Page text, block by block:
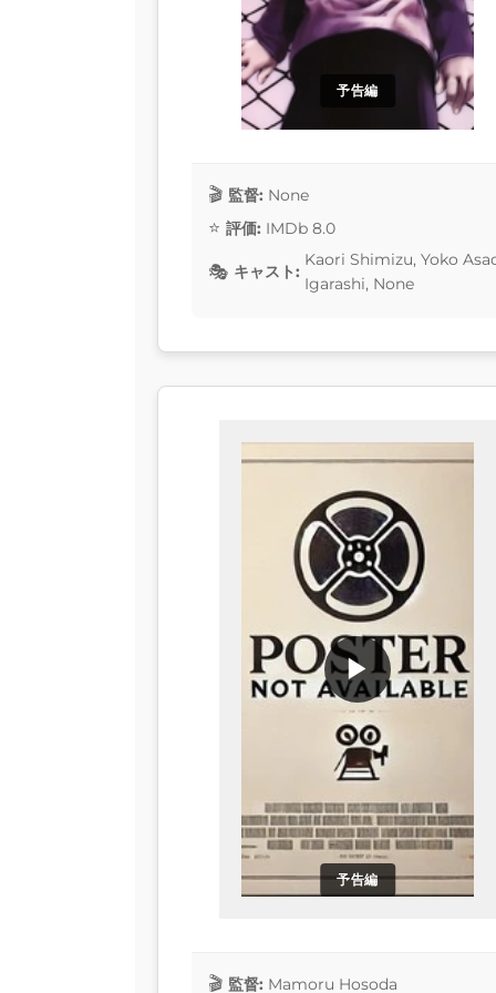
予告編
監督: None
評価: IMDb 8.0
キャスト:
Kaori Shimizu, Yoko
Igarashi, None
予告編
▶
監督: Mamoru Hosoda